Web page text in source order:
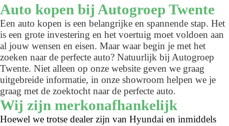
Auto kopen bij Autogroep Twente
Een auto kopen is een belangrijke en spannende stap. Het
is een grote investering en het voertuig moet voldoen aan
al jouw wensen en eisen. Maar waar begin je met het
zoeken naar de perfecte auto? Natuurlijk bij Autogroep
Twente. Niet alleen op onze website geven we graag
uitgebreide informatie, in onze showroom helpen we je
graag met de zoektocht naar de perfecte auto.
Wij zijn merkonafhankelijk
Hoewel we trotse dealer zijn van Hyundai en inmiddels